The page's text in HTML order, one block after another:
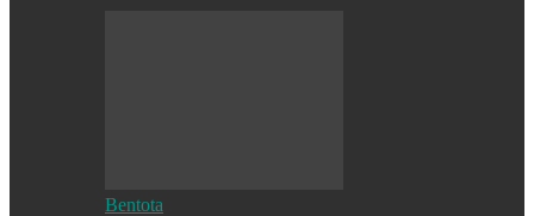
Bentota